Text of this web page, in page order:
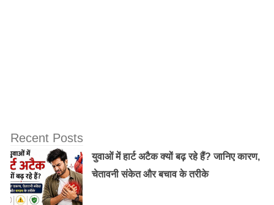
Recent Posts
युवाओं में हार्ट अटैक क्यों बढ़ रहे हैं? जानिए कारण,
चेतावनी संकेत और बचाव के तरीके